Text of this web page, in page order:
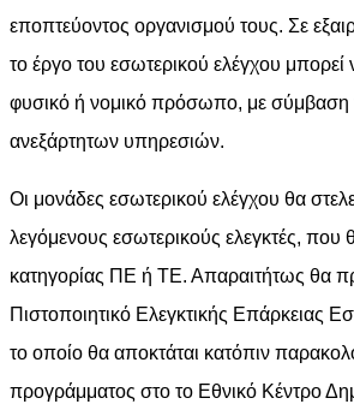
εποπτεύοντος οργανισμού τους. Σε
το έργο του εσωτερικού ελέγχου μπορεί
φυσικό ή νομικό πρόσωπο, με σύμβαση
ανεξάρτητων υπηρεσιών.
Οι μονάδες εσωτερικού ελέγχου θα
λεγόμενους εσωτερικούς ελεγκτές, που
κατηγορίας ΠΕ ή ΤΕ. Απαραιτήτως θα
Πιστοποιητικό Ελεγκτικής Επάρκειας
το οποίο θα αποκτάται κατόπιν
προγράμματος στο το Εθνικό Κέντρο